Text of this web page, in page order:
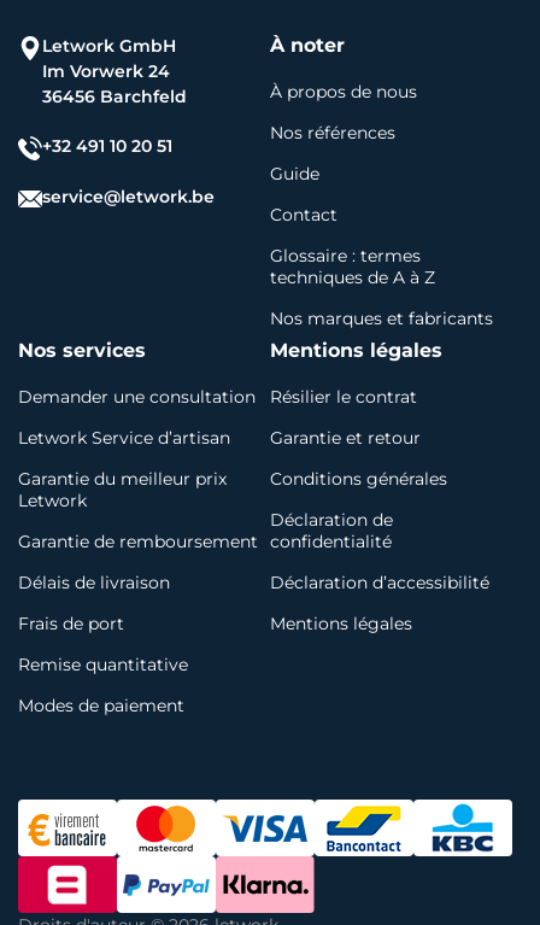
Letwork GmbH
Im Vorwerk 24
36456 Barchfeld
+32 491 10 20 51
service@letwork.be
À noter
À propos de nous
Nos références
Guide
Contact
Glossaire : termes
techniques de A à Z
Nos marques et fabricants
Nos services
Demander une consultation
Letwork Service d’artisan
Garantie du meilleur prix
Letwork
Garantie de remboursement
Délais de livraison
Frais de port
Remise quantitative
Modes de paiement
Mentions légales
Résilier le contrat
Garantie et retour
Conditions générales
Déclaration de
confidentialité
Déclaration d’accessibilité
Mentions légales